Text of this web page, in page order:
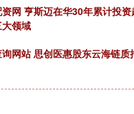
网 亨斯迈在华30年累计投
领域
网站 思创医惠股东云海链